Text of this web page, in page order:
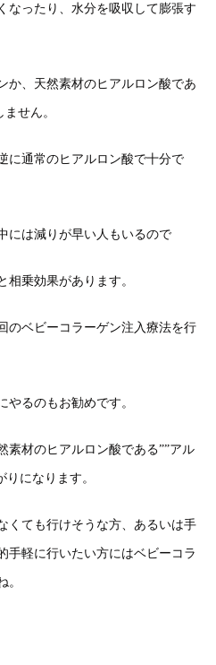
なったり、水分を吸収して膨張す
か、天然素材のヒアルロン酸であ
せん。
に通常のヒアルロン酸で十分で
には減りが早い人もいるので
相乗効果があります。
のベビーコラーゲン注入療法を行
やるのもお勧めです。
素材のヒアルロン酸である””アル
りになります。
くても行けそうな方、あるいは手
手軽に行いたい方にはベビーコラ
。